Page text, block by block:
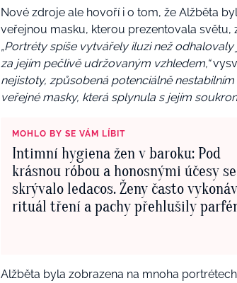
Nové zdroje ale hovoří i o tom, že Alžběta
veřejnou masku, kterou prezentovala světu,
„Portréty spíše vytvářely iluzi než
za jejím pečlivě udržovaným vzhledem,“
nejistoty, způsobená potenciálně
veřejné masky, která splynula s jejím
MOHLO BY SE VÁM LÍBIT
Intimní hygiena žen v baroku: Pod
krásnou róbou a honosnými účesy se
skrývalo ledacos. Ženy často
rituál tření a pachy přehlušily
Alžběta byla zobrazena na mnoha